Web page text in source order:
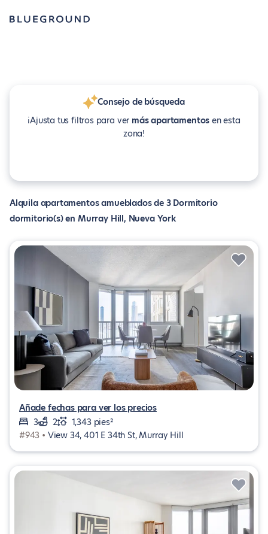
Consejo de búsqueda
¡Ajusta tus filtros para ver más apartamentos en esta
zona!
Alquila apartamentos amueblados de 3 Dormitorio
dormitorio(s) en Murray Hill, Nueva York
Añade fechas para ver los precios
3
2
1,343 pies²
#943 • View 34, 401 E 34th St, Murray Hill